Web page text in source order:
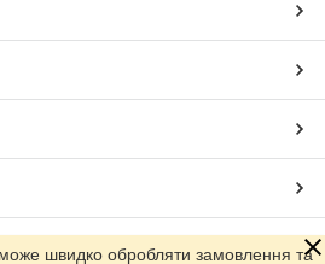
Prom.ua
швидко обробляти замовлення та